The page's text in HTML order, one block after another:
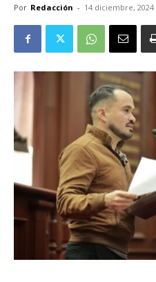
Por Redacción - 14 diciembre, 2024